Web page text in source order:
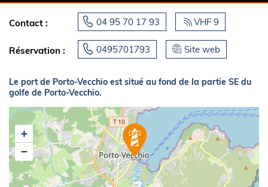
Contact : 04 95 70 17 93 VHF 9
Réservation : 0495701793 Site web
Le port de Porto-Vecchio est situé au fond de la partie SE du
golfe de Porto-Vecchio.
+
−